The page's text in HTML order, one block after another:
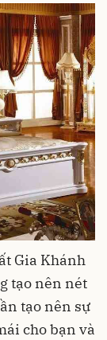
Gia Khánh
tạo nên nét
tạo nên sự
cho bạn và